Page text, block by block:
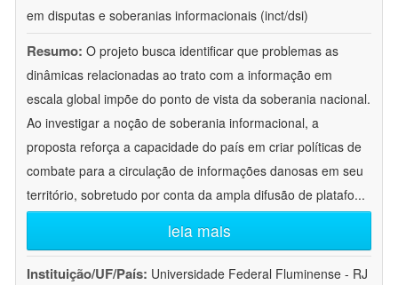
em disputas e soberanias informacionais (inct/dsi)
Resumo: O projeto busca identificar que problemas as
dinâmicas relacionadas ao trato com a informação em
escala global impõe do ponto de vista da soberania nacional.
Ao investigar a noção de soberania informacional, a
proposta reforça a capacidade do país em criar políticas de
combate para a circulação de informações danosas em seu
território, sobretudo por conta da ampla difusão de platafo...
leia mais
Instituição/UF/País: Universidade Federal Fluminense - RJ